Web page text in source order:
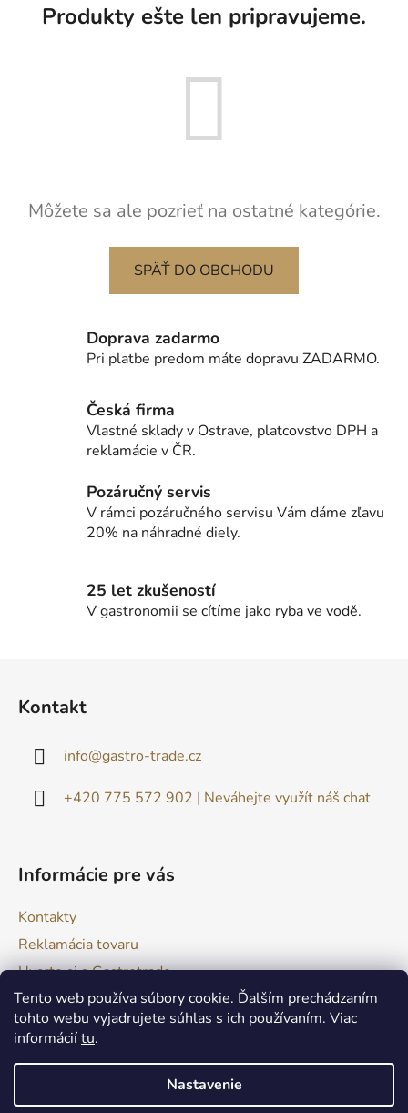
Tento web používa súbory cookie. Ďalším prechádzaním
tohto webu vyjadrujete súhlas s ich používaním. Viac
informáciítu.
Nastavenie
Produkty ešte len pripravujeme.
Môžete sa ale pozrieť na ostatné kategórie.
SPÄŤ DO OBCHODU
Doprava zadarmo
Pri platbe predom máte dopravu ZADARMO.
Česká firma
Vlastné sklady v Ostrave, platcovstvo DPH a
reklamácie v ČR.
Pozáručný servis
V rámci pozáručného servisu Vám dáme zľavu
20% na náhradné diely.
25 let zkušeností
V gastronomii se cítíme jako ryba ve vodě.
Kontakt
info@gastro-trade.cz
+420 775 572 902 | Neváhejte využít náš chat
Informácie pre vás
Kontakty
Reklamácia tovaru
Uvarte si s Gastrotrade
Naše produkty - Tipy a triky
Obchodné podmienky